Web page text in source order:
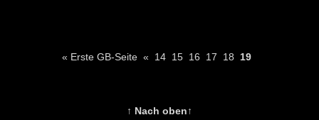
« Erste GB-Seite « 14 15 16 17 18 19
↑ Nach oben↑